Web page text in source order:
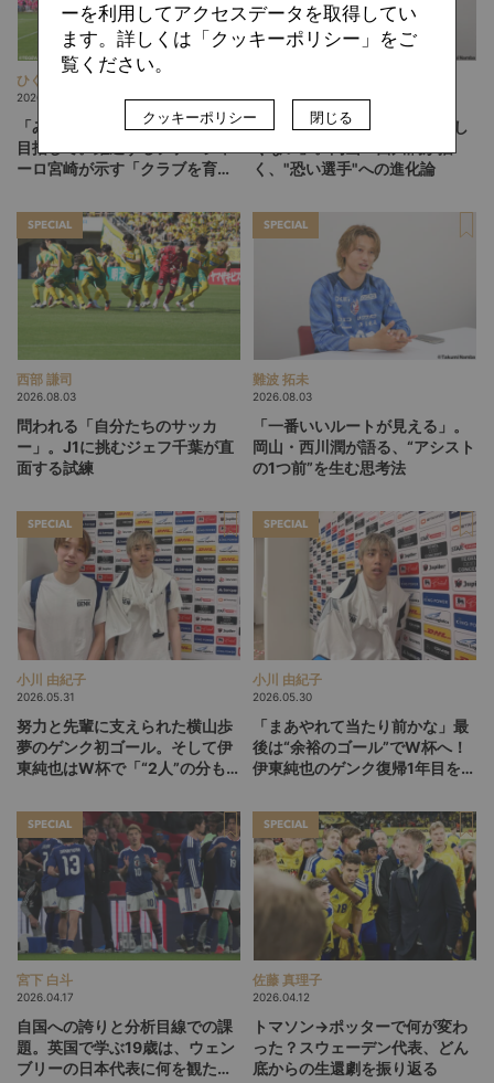
ひぐらしひなつ
2026.08.05
「みんなのセカンドクラブ」を
目指して。躍進するテゲバジャ
ーロ宮崎が示す「クラブを育て
2026.08.04
「『器用』と言われるのは嬉し
く、"恐い選手"への進化論
SPECIAL
西部 謙司
2026.08.03
問われる「自分たちのサッカ
ー」。J1に挑むジェフ千葉が直
面する試練
SPECIAL
難波 拓未
2026.08.03
「一番いいルートが見える」。
岡山・西川潤が語る、“アシスト
の1つ前”を生む思考法
SPECIAL
小川 由紀子
2026.05.31
努力と先輩に支えられた横山歩
夢のゲンク初ゴール。そして伊
東純也はW杯で「“2人”の分も頑
SPECIAL
小川 由紀子
2026.05.30
「まあやれて当たり前かな」最
後は“余裕のゴール”でW杯へ！
伊東純也のゲンク復帰1年目を総
SPECIAL
宮下 白斗
2026.04.17
自国への誇りと分析目線での課
題。英国で学ぶ19歳は、ウェン
ブリーの日本代表に何を観た
SPECIAL
佐藤 真理子
2026.04.12
トマソン→ポッターで何が変わ
った？スウェーデン代表、どん
底からの生還劇を振り返る
ーを利用してアクセスデータを取得してい
ます。詳しくは「クッキーポリシー」をご
覧ください。
クッキーポリシー 閉じる